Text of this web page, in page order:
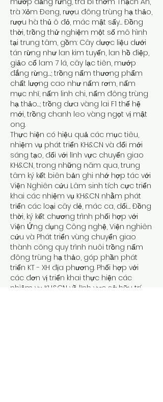
trà Xỏm Đeng, rượu đông trùng hạ thảo,
rượu hà thủ ô đỏ, mác mật sấy… Đồng
thời, trồng thử nghiệm một số mô hình
tại trung tâm, gồm: Cây dược liệu dưới
tán rừng như lan kim tuyến, lan hồ điệp,
giảo cổ lam 7 lá, cây lạc tiên, mướp
đắng rừng….; trồng nấm thương phẩm
chất lượng cao như nấm rơm, nấm
mục nhĩ, nấm linh chi, nấm đông trùng
hạ thảo…; trồng dưa vàng lai F1 thế hệ
mới, trồng chanh leo vàng ngọt vị mật
ong.
Thực hiện có hiệu quả các mục tiêu,
nhiệm vụ phát triển KH&CN và đổi mới
sáng tạo, đối với lĩnh vực chuyển giao
KH&CN, trong những năm qua, trung
tâm ký kết biên bản ghi nhớ hợp tác với
Viện Nghiên cứu Lâm sinh tích cực triển
khai các nhiệm vụ KH&CN nhằm phát
triển các loại cây dẻ, mác ca, dổi…. Đồng
thời, ký kết chương trình phối hợp với
Viện Ứng dụng Công nghệ, Viện nghiên
cứu và Phát triển vùng chuyển giao
thành công quy trình nuôi trồng nấm
đông trùng hạ thảo, góp phần phát
triển KT - XH địa phương. Phối hợp với
các đơn vị triển khai thực hiện các
nhiệm vụ KH&CN về lĩnh vực sở hữu trí